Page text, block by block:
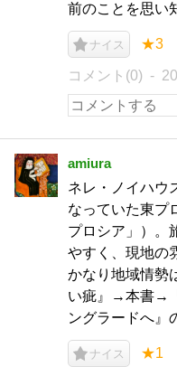
前のことを思い
ナイス ★3
コメント(0)
amiura
ネレ・ノイハウ
なっていた東プ
プロシア」）。
やすく、現地の
かなり地域情勢
い疵』→本書→
ングラードへ』
ナイス ★1